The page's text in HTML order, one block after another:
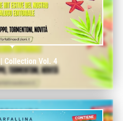
Collection Vol. 4